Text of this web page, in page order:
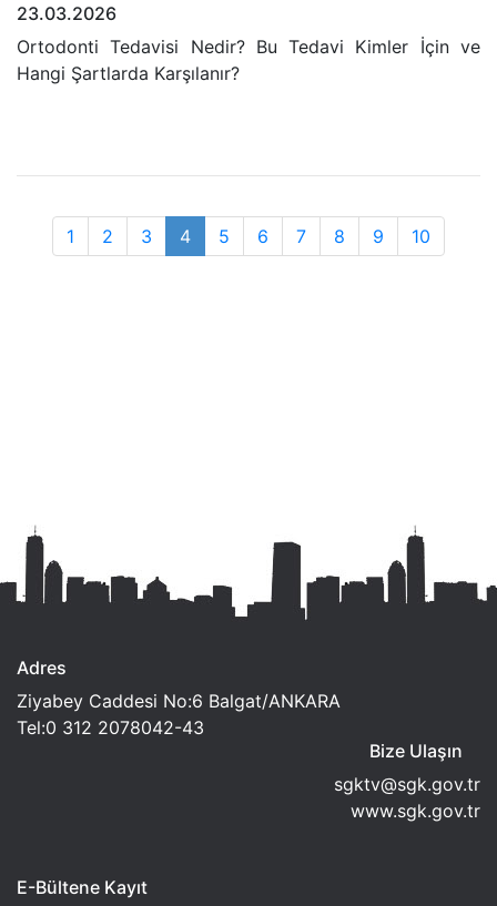
23.03.2026
Ortodonti Tedavisi Nedir? Bu Tedavi Kimler İçin ve
Hangi Şartlarda Karşılanır?
1 2 3 4 5 6 7 8 9 10
Adres
Ziyabey Caddesi No:6 Balgat/ANKARA
Tel:0 312 2078042-43
Bize Ulaşın
sgktv@sgk.gov.tr
www.sgk.gov.tr
E-Bültene Kayıt